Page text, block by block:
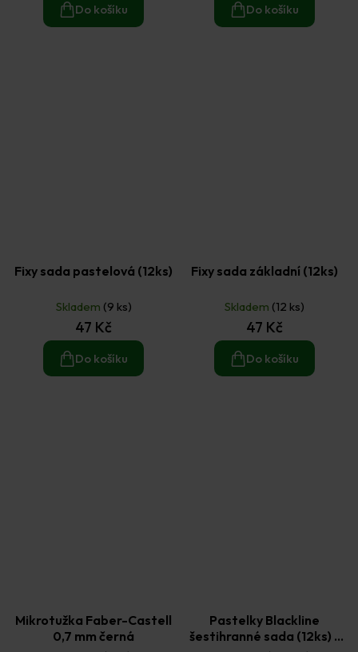
Do košíku Do košíku
Fixy sada pastelová (12ks)
Skladem (9 ks)
47 Kč
Do košíku
Fixy sada základní (12ks)
Skladem (12 ks)
47 Kč
Do košíku
Mikrotužka Faber-Castell
0,7 mm černá
Pastelky Blackline
šestihranné sada (12ks) -